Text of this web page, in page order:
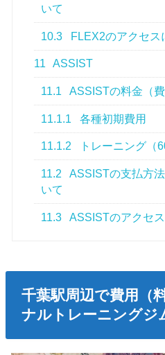
いて
10.3 FLEX2のアクセス
11 ASSIST
11.1 ASSISTの料金（
11.1.1 各種初期費用
11.1.2 トレーニング（
11.2
ASSISTの支払方
いて
11.3 ASSISTのアクセ
千葉駅周辺で費用（
ナルトレーニングジ